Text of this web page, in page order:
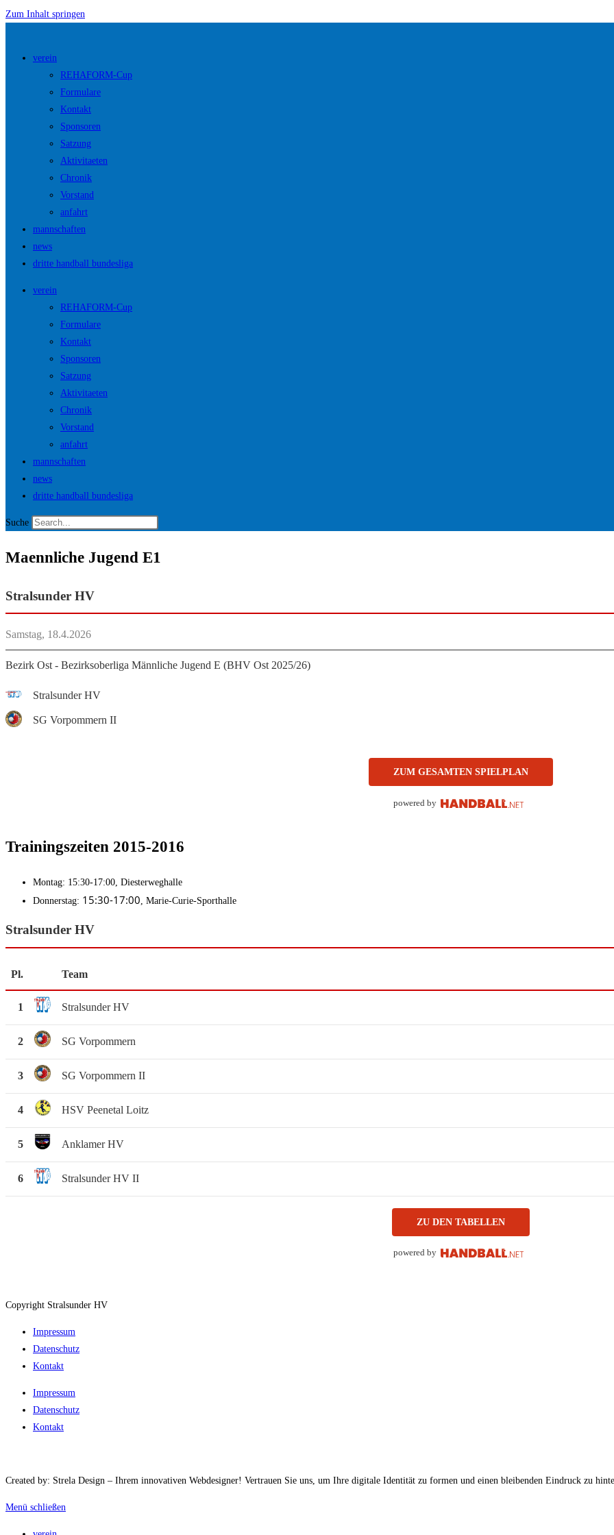
Zum Inhalt springen
verein
REHAFORM-Cup
Formulare
Kontakt
Sponsoren
Satzung
Aktivitaeten
Chronik
Vorstand
anfahrt
mannschaften
news
dritte handball bundesliga
verein
REHAFORM-Cup
Formulare
Kontakt
Sponsoren
Satzung
Aktivitaeten
Chronik
Vorstand
anfahrt
mannschaften
news
dritte handball bundesliga
Suche
Maennliche Jugend E1
Stralsunder HV
Samstag, 18.4.2026
Bezirk Ost - Bezirksoberliga Männliche Jugend E (BHV Ost 2025/26)
Stralsunder HV
SG Vorpommern II
ZUM GESAMTEN SPIELPLAN
powered by
Trainingszeiten 2015-2016
Montag: 15:30-17:00, Diesterweghalle
Donnerstag: 15:30-17:00 , Marie-Curie-Sporthalle
Stralsunder HV
Pl. Team
1 Stralsunder HV
2 SG Vorpommern
3 SG Vorpommern II
4 HSV Peenetal Loitz
5 Anklamer HV
6 Stralsunder HV II
ZU DEN TABELLEN
powered by
Copyright Stralsunder HV
Impressum
Datenschutz
Kontakt
Impressum
Datenschutz
Kontakt
Created by: Strela Design – Ihrem innovativen Webdesigner! Vertrauen Sie uns, um Ihre digitale Identität zu formen und einen bleibenden Eindruck zu
Menü schließen